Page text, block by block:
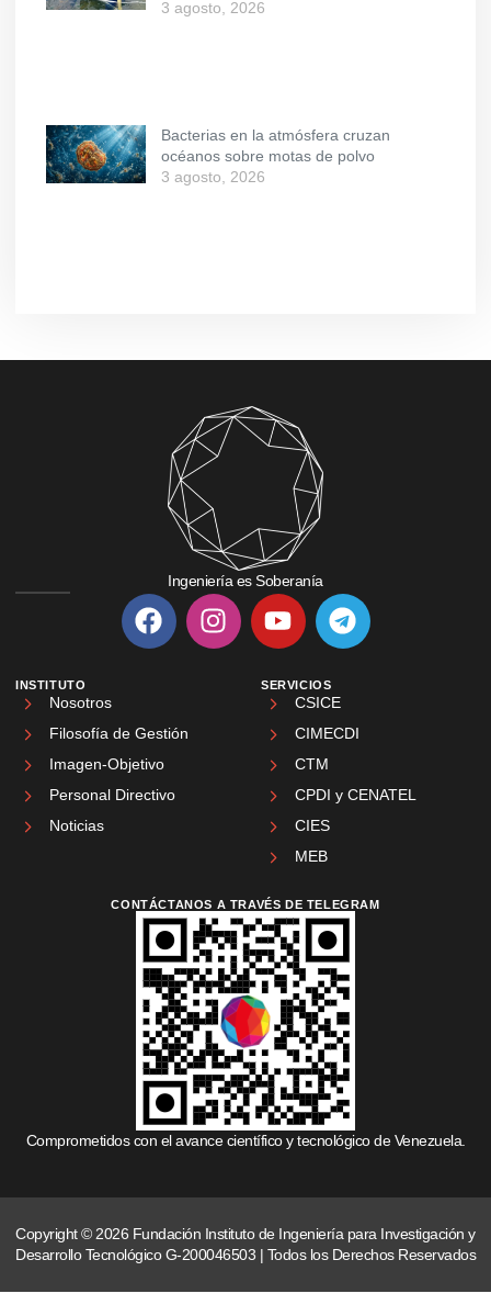
3 agosto, 2026
Bacterias en la atmósfera cruzan
océanos sobre motas de polvo
3 agosto, 2026
Ingeniería es Soberanía
INSTITUTO
Nosotros
Filosofía de Gestión
Imagen-Objetivo
Personal Directivo
Noticias
SERVICIOS
CSICE
CIMECDI
CTM
CPDI y CENATEL
CIES
MEB
CONTÁCTANOS A TRAVÉS DE TELEGRAM
Comprometidos con el avance científico y tecnológico de Venezuela.
Copyright © 2026 Fundación Instituto de Ingeniería para Investigación y
Desarrollo Tecnológico G-200046503 | Todos los Derechos Reservados